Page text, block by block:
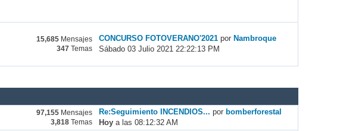
15,685 Mensajes
347
Temas
CONCURSO FOTOVERANO'2021 por Nambroque
Sábado 03 Julio 2021 22:22:13 PM
97,155 Mensajes
3,818 Temas
Re:Seguimiento INCENDIOS... por bomberforestal
Hoy a las 08:12:32 AM